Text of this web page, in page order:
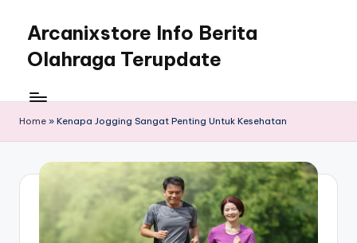
content
Arcanixstore Info Berita
Olahraga Terupdate
Home » Kenapa Jogging Sangat Penting Untuk Kesehatan